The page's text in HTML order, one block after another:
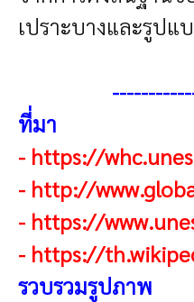
เปราะบางและรูปแ
ที่มา
- https://
- http://
- https://
- https://
รวบรวมรูปภาพ